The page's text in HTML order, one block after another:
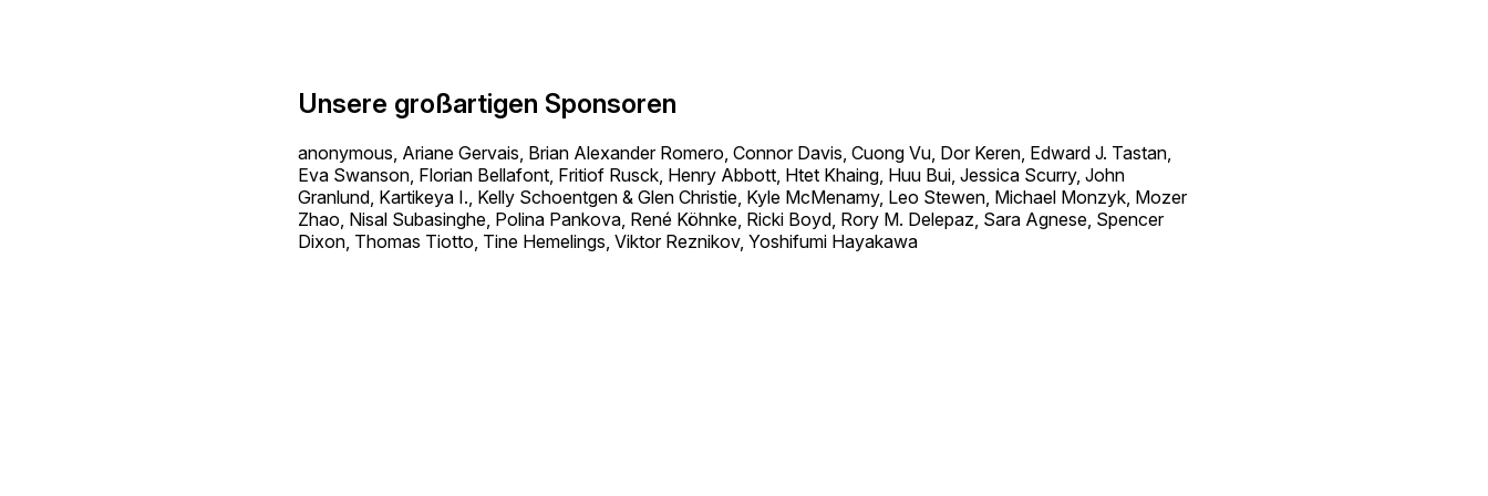
Unsere großartigen Sponsoren
anonymous, Ariane Gervais, Brian Alexander Romero, Connor Davis, Cuong Vu, Dor Keren, Edward J. Tastan,
Eva Swanson, Florian Bellafont, Fritiof Rusck, Henry Abbott, Htet Khaing, Huu Bui, Jessica Scurry, John
Granlund, Kartikeya I., Kelly Schoentgen & Glen Christie, Kyle McMenamy, Leo Stewen, Michael Monzyk, Mozer
Zhao, Nisal Subasinghe, Polina Pankova, René Köhnke, Ricki Boyd, Rory M. Delepaz, Sara Agnese, Spencer
Dixon, Thomas Tiotto, Tine Hemelings, Viktor Reznikov, Yoshifumi Hayakawa